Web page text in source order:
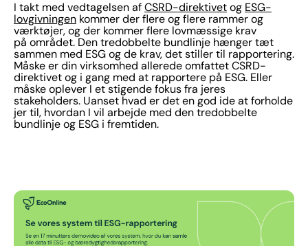
I takt med vedtagelsen af CSRD-direktivet og ESG-
lovgivningen kommer der flere og flere rammer og
værktøjer, og der kommer flere lovmæssige krav
på området. Den tredobbelte bundlinje hænger tæt
sammen med ESG og de krav, det stiller til rapportering.
Måske er din virksomhed allerede omfattet CSRD-
direktivet og i gang med at rapportere på ESG. Eller
måske oplever I et stigende fokus fra jeres
stakeholders. Uanset hvad er det en god ide at forholde
jer til, hvordan I vil arbejde med den tredobbelte
bundlinje og ESG i fremtiden.